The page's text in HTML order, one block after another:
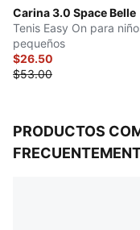
Forro de malla
Plantilla blanda de
PUMA Niños:
Carina 3.0 Space Belle
Tenis Easy On para
pequeños
$26.50
$53.00
PRODUCTOS